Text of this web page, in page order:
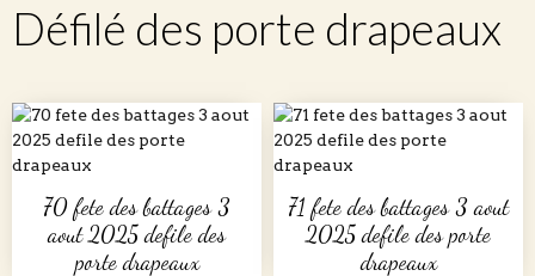
Défilé des porte drapeaux
70 fete des battages 3
aout 2025 defile des
porte drapeaux
71 fete des battages 3 aout
2025 defile des porte
drapeaux